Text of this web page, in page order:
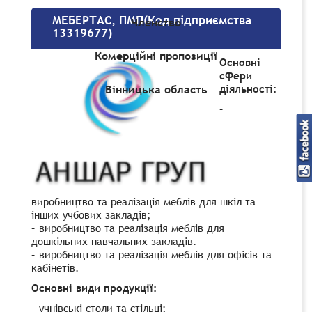
Членство
Комерційні пропозиції
Вінницька область
МЕБЕРТАС, ПМП(Код підприємства
13319677)
Основні
сфери
діяльності:
–
виробництво та реалізація меблів для шкіл та
інших учбових закладів;
– виробництво та реалізація меблів для
дошкільних навчальних закладів.
– виробництво та реалізація меблів для офісів та
кабінетів.
Основні види продукції:
– учнівські столи та стільці;